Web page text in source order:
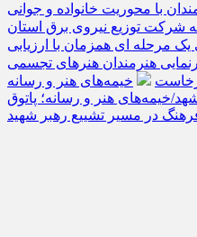
با محوریت خانواده و جوانی
شرکت توزیع نیروی برق استان
مرحله ای همزمان با ارزیابی
هنرمندان هنرهای تجسمی
خیمه‌های هنر و رسانه
خیمه‌های هنر و رسانه؛ پاتوق
در مسیر تشییع رهبر شهید